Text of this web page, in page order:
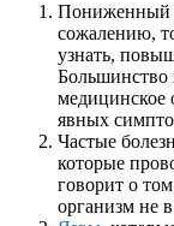
Пониженный
сожалению,
узнать,
Большинство
медицинское
явных
Частые
которые
говорит о
организм не